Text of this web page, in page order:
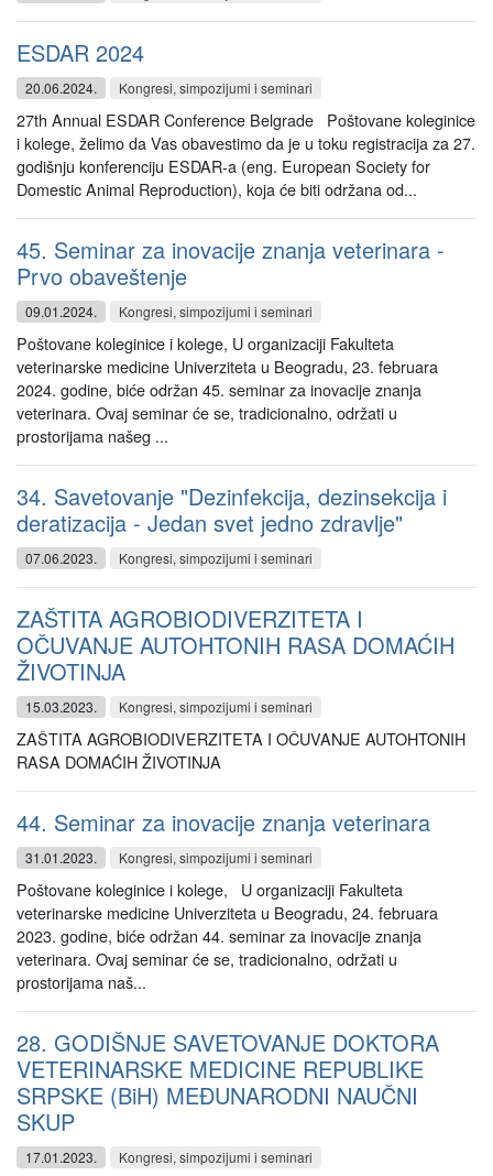
ESDAR 2024
20.06.2024. Kongresi, simpozijumi i seminari
27th Annual ESDAR Conference Belgrade Poštovane koleginice
i kolege, želimo da Vas obavestimo da je u toku registracija za 27.
godišnju konferenciju ESDAR-a (eng. European Society for
Domestic Animal Reproduction), koja će biti održana od...
45. Seminar za inovacije znanja veterinara -
Prvo obaveštenje
09.01.2024. Kongresi, simpozijumi i seminari
Poštovane koleginice i kolege, U organizaciji Fakulteta
veterinarske medicine Univerziteta u Beogradu, 23. februara
2024. godine, biće održan 45. seminar za inovacije znanja
veterinara. Ovaj seminar će se, tradicionalno, održati u
prostorijama našeg ...
34. Savetovanje "Dezinfekcija, dezinsekcija i
deratizacija - Jedan svet jedno zdravlje"
07.06.2023. Kongresi, simpozijumi i seminari
ZAŠTITA AGROBIODIVERZITETA I
OČUVANJE AUTOHTONIH RASA DOMAĆIH
ŽIVOTINJA
15.03.2023. Kongresi, simpozijumi i seminari
ZAŠTITA AGROBIODIVERZITETA I OČUVANJE AUTOHTONIH
RASA DOMAĆIH ŽIVOTINJA
44. Seminar za inovacije znanja veterinara
31.01.2023. Kongresi, simpozijumi i seminari
Poštovane koleginice i kolege, U organizaciji Fakulteta
veterinarske medicine Univerziteta u Beogradu, 24. februara
2023. godine, biće održan 44. seminar za inovacije znanja
veterinara. Ovaj seminar će se, tradicionalno, održati u
prostorijama naš...
28. GODIŠNJE SAVETOVANJE DOKTORA
VETERINARSKE MEDICINE REPUBLIKE
SRPSKE (BiH) MEĐUNARODNI NAUČNI
SKUP
17.01.2023. Kongresi, simpozijumi i seminari